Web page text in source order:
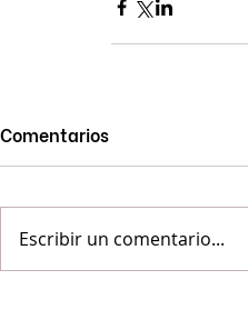
Comentarios
Escribir un comentario...